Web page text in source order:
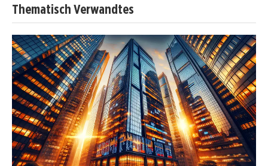
Thematisch Verwandtes